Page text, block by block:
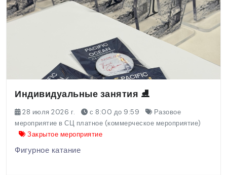
Индивидуальные занятия ⛸️
28 июля 2026 г. с 8:00 до 9:59
Разовое
мероприятие в СЦ платное (коммерческое мероприятие)
Закрытое мероприятие
Фигурное катание